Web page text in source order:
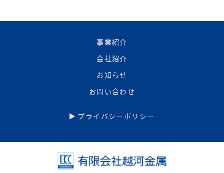
事業紹介
会社紹介
お知らせ
お問い合わせ
プライバシーポリシー